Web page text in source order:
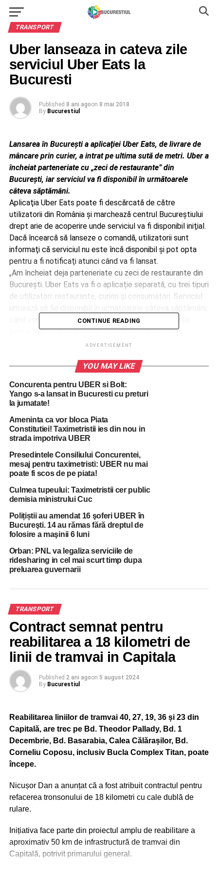
TRANSPORT
Uber lanseaza in cateva zile
serviciul Uber Eats la
Bucuresti
Published 8 ani agoon 8 mai 2018
By Bucurestiul
Lansarea în Bucureşti a aplicaţiei Uber Eats, de livrare de
mâncare prin curier, a intrat pe ultima sută de metri. Uber a
încheiat parteneriate cu „zeci de restaurante” din
Bucureşti, iar serviciul va fi disponibil în următoarele
câteva săptămâni.
Aplicaţia Uber Eats poate fi descărcată de către
utilizatorii din România şi marchează centrul Bucureştiului
drept arie de acoperire unde serviciul va fi disponibil iniţial.
Dacă încearcă să lanseze o comandă, utilizatorii sunt
informaţi că serviciul nu este încă disponibil şi pot opta
pentru a fi notificaţi atunci când va fi lansat.
„Am încheiat deja parteneriate cu zeci de restaurante din
Bucureşti. Uber Eats va fi o aplicaţie separată, cu trei tipuri
de utilizatori: restaurante, curieri şi consumatori. Serviciul
când vom anunţa şi obiectivul pentru timpul mediu de
livrare, restaurantele partenere, tarifele şi cele mai
interesante functionalităţi ale aplicaţiei”, au precizat
solicitareaECONOMICA.NET.
Uberanunţa, în urmă cu două luni, că va lansa în acest an
Eats în încă 100 de oraşe din Europa, Orientul Mijlociu şi
Compania se pregăteşte de lansarea serviciului în
România, Irlanda, Cehia, Ucraina, Egipt şi Kenya, precum şi
în 40 de oraşe din Marea Britanie şi 35 de localităţi din
CONTINUE READING
ADVERTISEMENT
YOU MAY LIKE
Concurenta pentru UBER si Bolt:
Yango s-a lansat in Bucuresti cu preturi
la jumatate!
Ameninta ca vor bloca Piata
Constitutiei! Taximetristii ies din nou in
strada impotriva UBER
Presedintele Consiliului Concurentei,
mesaj pentru taximetristi: UBER nu mai
poate fi scos de pe piata!
Culmea tupeului: Taximetristii cer public
demisia ministrului Cuc
Polițiștii au amendat 16 şoferi UBER în
Bucureşti. 14 au rămas fără dreptul de
folosire a maşinii 6 luni
Orban: PNL va legaliza serviciile de
ridesharing in cel mai scurt timp dupa
preluarea guvernarii
TRANSPORT
Contract semnat pentru
reabilitarea a 18 kilometri de
linii de tramvai in Capitala
Published 2 ani agoon 5 august 2024
By Bucurestiul
Reabilitarea liniilor de tramvai 40, 27, 19, 36 și 23 din
Capitală, are trec pe Bd. Theodor Pallady, Bd. 1
Decembrie, Bd. Basarabia, Calea Călărașilor, Bd.
Corneliu Coposu, inclusiv Bucla Complex Titan, poate
începe.
Nicușor Dan a anunțat că a fost atribuit contractul pentru
refacerea tronsonului de 18 kilometri cu cale dublă de
rulare.
Inițiativa face parte din proiectul amplu de reabilitare a
aproximativ 50 km de infrastructură de tramvai din
Capitală, potrivit primarului general.